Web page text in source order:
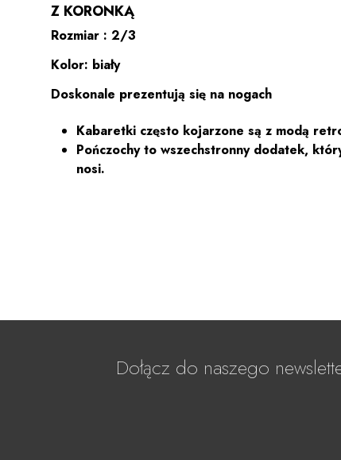
Z KORONKĄ
Rozmiar : 2/3
Kolor: biały
Doskonale prezentują się na nogach
Kabaretki często kojarzone są z modą
Pończochy to wszechstronny dodatek,
nosi.
Dołącz do naszego